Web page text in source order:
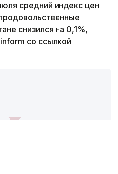
средний индекс цен
снизился на 0,1%,
со ссылкой